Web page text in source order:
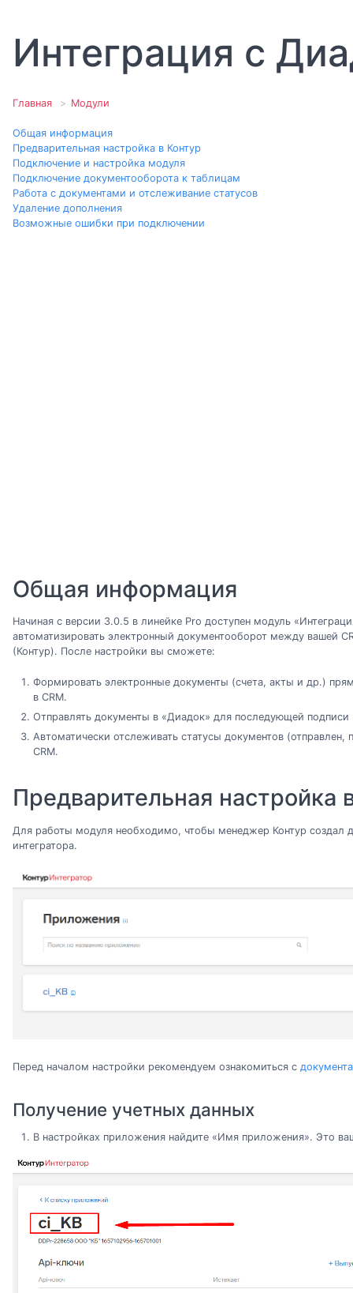
Интеграция с
Главная Модули
Общая информация
Предварительная настройка в Контур
Подключение и настройка модуля
Подключение документооборота к таблицам
Работа с документами и отслеживание статусов
Удаление дополнения
Возможные ошибки при подключении
Общая информация
Начиная с версии 3.0.5 в линейке Pro доступен модуль
автоматизировать электронный документооборот между вашей
(Контур). После настройки вы сможете:
Формировать электронные документы (счета, акты и др.)
в CRM.
Отправлять документы в «Диадок» для последующей подписи
Автоматически отслеживать статусы документов (отправлен,
CRM.
Предварительная настройка
Для работы модуля необходимо, чтобы менеджер Контур создал
интегратора.
Перед началом настройки рекомендуем ознакомиться с
Получение учетных данных
В настройках приложения найдите «Имя приложения». Это